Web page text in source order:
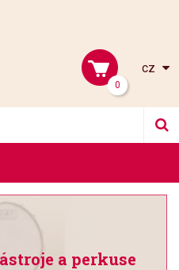
0
cz
a perkuse